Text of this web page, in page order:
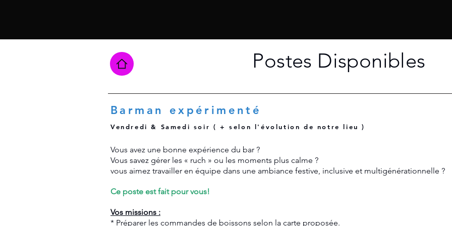
Postes Disponibles
Barman expérimenté
Vendredi & Samedi soir ( + selon l'évolution de notre lieu )
Vous avez une bonne expérience du bar ?
Vous savez gérer les « ruch » ou les moments plus calme ?
vous aimez travailler en équipe dans une ambiance festive, inclusive et multigénérationnelle ?
Ce poste est fait pour vous!
Vos missions :
* Préparer les commandes de boissons selon la carte proposée.